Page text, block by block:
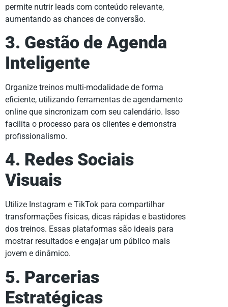
permite nutrir leads com conteúdo relevante,
aumentando as chances de conversão.
3. Gestão de Agenda
Inteligente
Organize treinos multi-modalidade de forma
eficiente, utilizando ferramentas de agendamento
online que sincronizam com seu calendário. Isso
facilita o processo para os clientes e demonstra
profissionalismo.
4. Redes Sociais
Visuais
Utilize Instagram e TikTok para compartilhar
transformações físicas, dicas rápidas e bastidores
dos treinos. Essas plataformas são ideais para
mostrar resultados e engajar um público mais
jovem e dinâmico.
5. Parcerias
Estratégicas